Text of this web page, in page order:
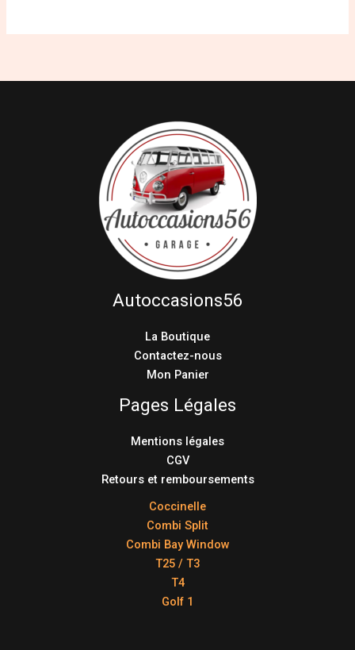
Autoccasions56
La Boutique
Contactez-nous
Mon Panier
Pages Légales
Mentions légales
CGV
Retours et remboursements
Coccinelle
Combi Split
Combi Bay Window
T25 / T3
T4
Golf 1